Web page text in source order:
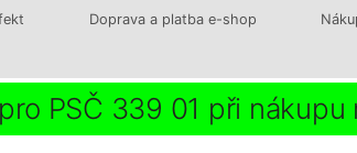
Doprava a platba e-shop
PSČ 339 01 při